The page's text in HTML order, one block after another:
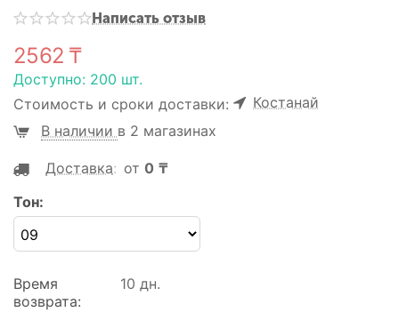
Написать отзыв
2562 ₸
Доступно: 200 шт.
Стоимость и сроки доставки:
Костанай
В наличии в 2 магазинах
Доставка: от 0 ₸
Тон:
Время
возврата:
10 дн.